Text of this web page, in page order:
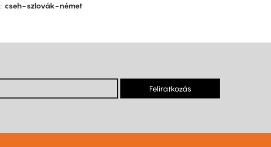
cseh-szlovák-német
Feliratkozás